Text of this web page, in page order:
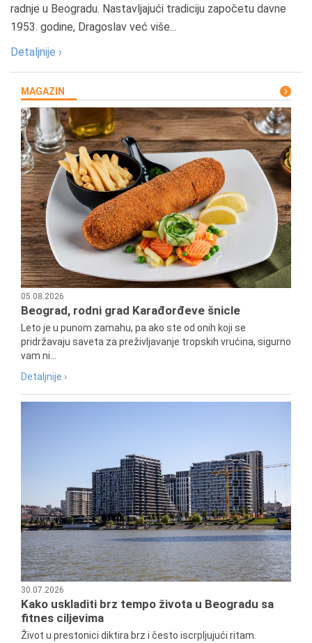
radnje u Beogradu. Nastavljajući tradiciju započetu davne
1953. godine, Dragoslav već više...
Detaljnije ›
MAGAZIN
05.08.2026
Beograd, rodni grad Karađorđeve šnicle
Leto je u punom zamahu, pa ako ste od onih koji se
pridržavaju saveta za preživljavanje tropskih vrućina, sigurno
vam ni...
Detaljnije ›
30.07.2026
Kako uskladiti brz tempo života u Beogradu sa
fitnes ciljevima
Život u prestonici diktira brz i često iscrpljujući ritam.